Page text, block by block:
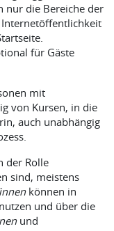
nur die Bereiche der
für Gäste
mit
von Kursen, in die
auch unabhängig
der Rolle
sind, meistens
können in
und über die
und